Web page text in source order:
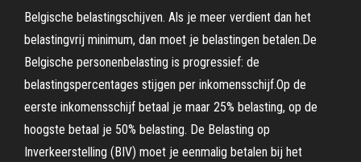
Belgische belastingschijven. Als je meer verdient dan het
belastingvrij minimum, dan moet je belastingen betalen.De
Belgische personenbelasting is progressief: de
belastingspercentages stijgen per inkomensschijf.Op de
eerste inkomensschijf betaal je maar 25% belasting, op de
hoogste betaal je 50% belasting. De Belasting op
Inverkeerstelling (BIV) moet je eenmalig betalen bij het